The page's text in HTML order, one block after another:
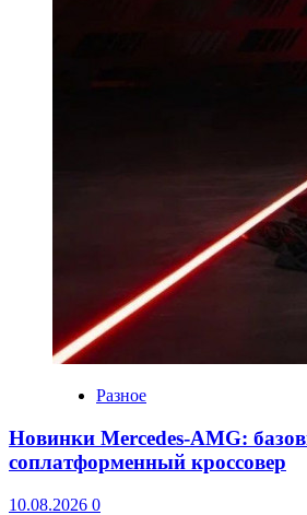
Разное
Новинки Mercedes-AMG:
соплатформенный кроссовер
10.08.2026 0